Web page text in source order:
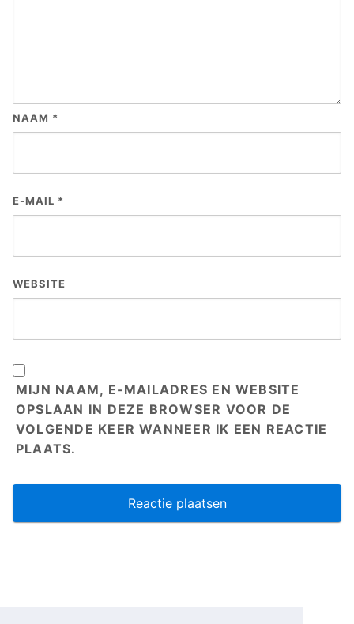
NAAM *
E-MAIL *
WEBSITE
MIJN NAAM, E-MAILADRES EN WEBSITE
OPSLAAN IN DEZE BROWSER VOOR DE
VOLGENDE KEER WANNEER IK EEN REACTIE
PLAATS.